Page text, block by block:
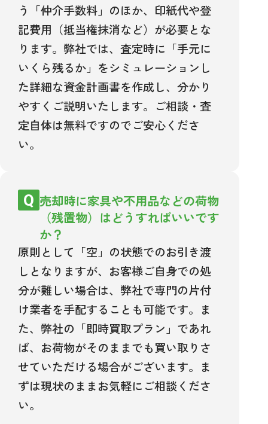
う「仲介手数料」のほか、印紙代や登
記費用（抵当権抹消など）が必要とな
ります。弊社では、査定時に「手元に
いくら残るか」をシミュレーションし
た詳細な資金計画書を作成し、分かり
やすくご説明いたします。ご相談・査
定自体は無料ですのでご安心くださ
い。
売却時に家具や不用品などの荷物
（残置物）はどうすればいいです
か？
原則として「空」の状態でのお引き渡
しとなりますが、お客様ご自身での処
分が難しい場合は、弊社で専門の片付
け業者を手配することも可能です。ま
た、弊社の「即時買取プラン」であれ
ば、お荷物がそのままでも買い取りさ
せていただける場合がございます。ま
ずは現状のままお気軽にご相談くださ
い。